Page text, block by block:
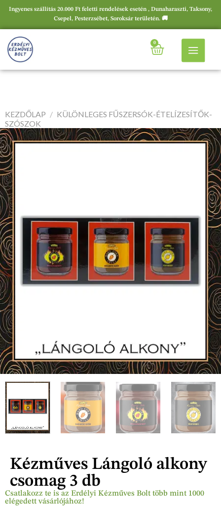
Ingyenes szállítás 20.000 Ft feletti rendelések esetén , Dunaharaszti, Taksony,
Csepel, Pesterzsébet, Soroksár területén. 🚚
0
Csatlakozz te is az Erdélyi Kézműves Bolt több mint 1000
elégedett vásárlójához!
Kézműves Lángoló alkony
csomag 3 db
KEZDŐLAP / KÜLÖNLEGES FŰSZERSÓK-ÉTELÍZESÍTŐK-
SZÓSZOK